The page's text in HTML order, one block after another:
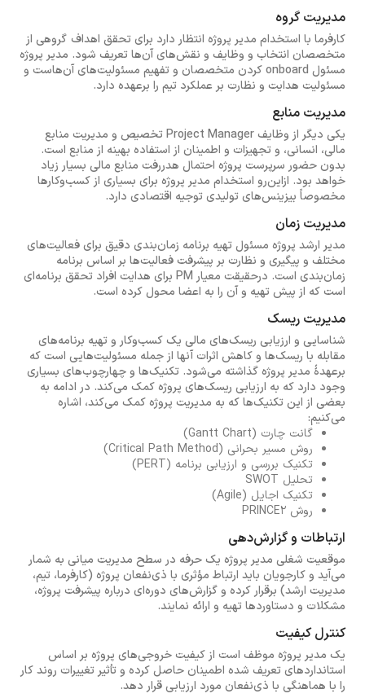
مدیریت گروه
کارفرما با استخدام مدیر پروژه انتظار دارد برای تحقق اهداف گروهی از
متخصصان انتخاب و وظایف و نقش‌های آن‌ها تعریف شود. مدیر پروژه
مسئول onboard کردن متخصصان و تفهیم مسئولیت‌های آن‌هاست و
مسئولیت هدایت و نظارت بر عملکرد تیم را برعهده دارد.
مدیریت منابع
یکی دیگر از وظایف Project Manager تخصیص و مدیریت منابع
مالی، انسانی، و تجهیزات و اطمینان از استفاده بهینه از منابع است.
بدون حضور سرپرست پروژه احتمال هدررفت منابع مالی بسیار زیاد
خواهد بود. ازاین‌رو استخدام مدیر پروژه برای بسیاری از کسب‌وکارها
مخصوصاً بیزینس‌های تولیدی توجیه اقتصادی دارد.
مدیریت زمان
مدیر ارشد پروژه مسئول تهیه برنامه زمان‌بندی دقیق برای فعالیت‌های
مختلف و پیگیری و نظارت بر پیشرفت فعالیت‌ها بر اساس برنامه
زمان‌بندی است. درحقیقت معیار PM برای هدایت افراد تحقق برنامه‌ای
است که از پیش تهیه و آن را به اعضا محول کرده است.
مدیریت ریسک
شناسایی و ارزیابی ریسک‌های مالی یک کسب‌وکار و تهیه برنامه‌های
مقابله با ریسک‌ها و کاهش اثرات آنها از جمله مسئولیت‌هایی است که
برعهدهٔ مدیر پروژه گذاشته می‌شود. تکنیک‌ها و چهارچوب‌های بسیاری
وجود دارد که به ارزیابی ریسک‌های پروژه کمک می‌کند. در ادامه به
بعضی از این تکنیک‌ها که به مدیریت پروژه کمک می‌کند، اشاره
می‌کنیم:
گانت چارت (Gantt Chart)
روش مسیر بحرانی (Critical Path Method)
تکنیک بررسی و ارزیابی برنامه (PERT)
تحلیل SWOT
تکنیک اجایل (Agile)
روش PRINCE2
ارتباطات و گزارش‌دهی
موقعیت شغلی مدیر پروژه یک حرفه در سطح مدیریت میانی به شمار
می‌آید و کارجویان باید ارتباط مؤثری با ذی‌نفعان پروژه (کارفرما، تیم،
مدیریت ارشد) برقرار کرده و گزارش‌های دوره‌ای درباره پیشرفت پروژه،
مشکلات و دستاوردها تهیه و ارائه نمایند.
کنترل کیفیت
یک مدیر پروژه موظف است از کیفیت خروجی‌های پروژه بر اساس
استانداردهای تعریف شده اطمینان حاصل کرده و تأثیر تغییرات روند کار
را با هماهنگی با ذی‌نفعان مورد ارزیابی قرار دهد.